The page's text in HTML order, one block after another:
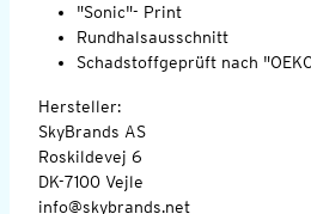
"Sonic"- Print
Rundhalsausschnitt
Schadstoffgeprüft nach
Hersteller:
SkyBrands AS
Roskildevej 6
DK-7100 Vejle
info@skybrands.net